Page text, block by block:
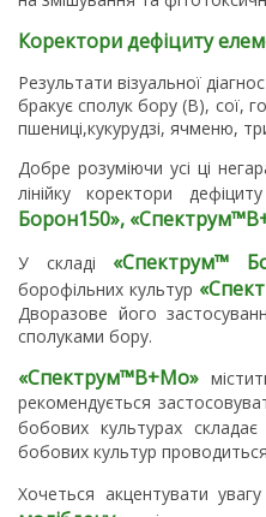
Коректори дефіциту
Результати візуальної
бракує сполук бору (В), сої,
пшениці,кукурудзі, ячменю,
Добре розуміючи усі ці
лінійку коректори
Борон150», «Спектрум™B
У складі «Спектрум™
борофільних культур «
Дворазове його
сполуками бору.
«Спектрум™B+Мо»
рекомендується
бобових культурах
бобових культур проводиться
Хочеться акцентувати